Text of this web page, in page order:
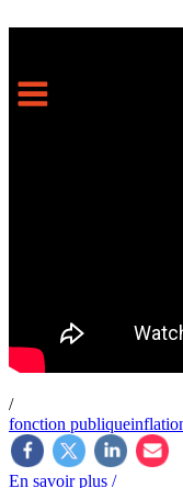
/
fonction publique
En savoir plus /